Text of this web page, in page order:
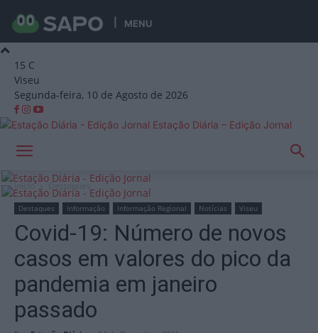
MENU
15 C
Viseu
Segunda-feira, 10 de Agosto de 2026
Estação Diária – Edição Jornal
Início Destaques
Destaques Informação Informação Regional Notícias Viseu
Covid-19: Número de novos
casos em valores do pico da
pandemia em janeiro
passado